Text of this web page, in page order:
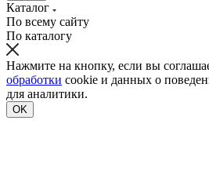
Каталог
По всему сайту
По каталогу
Нажмите на кнопку, если вы
обработки cookie и данных о
для аналитики.
OK